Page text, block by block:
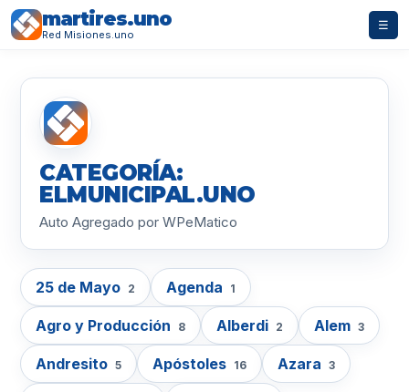
martires.uno
Red Misiones.uno
☰
CATEGORÍA:
ELMUNICIPAL.UNO
Auto Agregado por WPeMatico
25 de Mayo 2 Agenda 1
Agro y Producción 8 Alberdi 2 Alem 3
Andresito 5 Apóstoles 16 Azara 3